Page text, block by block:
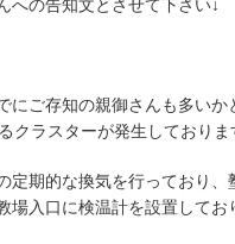
への告知文とさせて下さい↓
にご存知の親御さんも多い
クラスターが発生しておりま
定期的な換気を行っており
入口に検温計を設置してお